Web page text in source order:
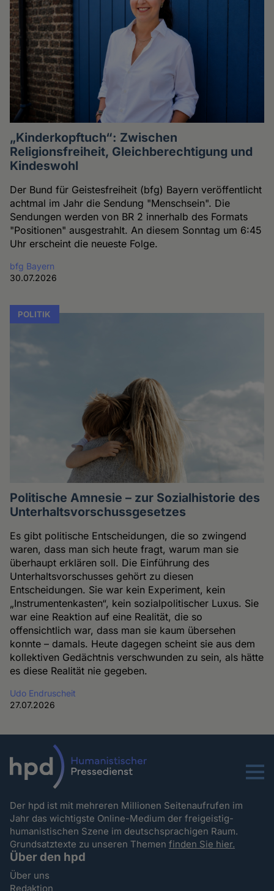
„Kinderkopftuch“: Zwischen
Religionsfreiheit, Gleichberechtigung und
Kindeswohl
Der Bund für Geistesfreiheit (bfg) Bayern veröffentlicht
achtmal im Jahr die Sendung "Menschsein". Die
Sendungen werden von BR 2 innerhalb des Formats
"Positionen" ausgestrahlt. An diesem Sonntag um 6:45
Uhr erscheint die neueste Folge.
bfg Bayern
30.07.2026
POLITIK
Politische Amnesie – zur Sozialhistorie des
Unterhaltsvorschussgesetzes
Es gibt politische Entscheidungen, die so zwingend
waren, dass man sich heute fragt, warum man sie
überhaupt erklären soll. Die Einführung des
Unterhaltsvorschusses gehört zu diesen
Entscheidungen. Sie war kein Experiment, kein
„Instrumentenkasten“, kein sozialpolitischer Luxus. Sie
war eine Reaktion auf eine Realität, die so
offensichtlich war, dass man sie kaum übersehen
konnte – damals. Heute dagegen scheint sie aus dem
kollektiven Gedächtnis verschwunden zu sein, als hätte
es diese Realität nie gegeben.
Udo Endruscheit
27.07.2026
Menu
Der hpd ist mit mehreren Millionen Seitenaufrufen im
Jahr das wichtigste Online-Medium der freigeistig-
humanistischen Szene im deutschsprachigen Raum.
Grundsatztexte zu unseren Themenfinden Sie hier.
Über den hpd
Über uns
Redaktion